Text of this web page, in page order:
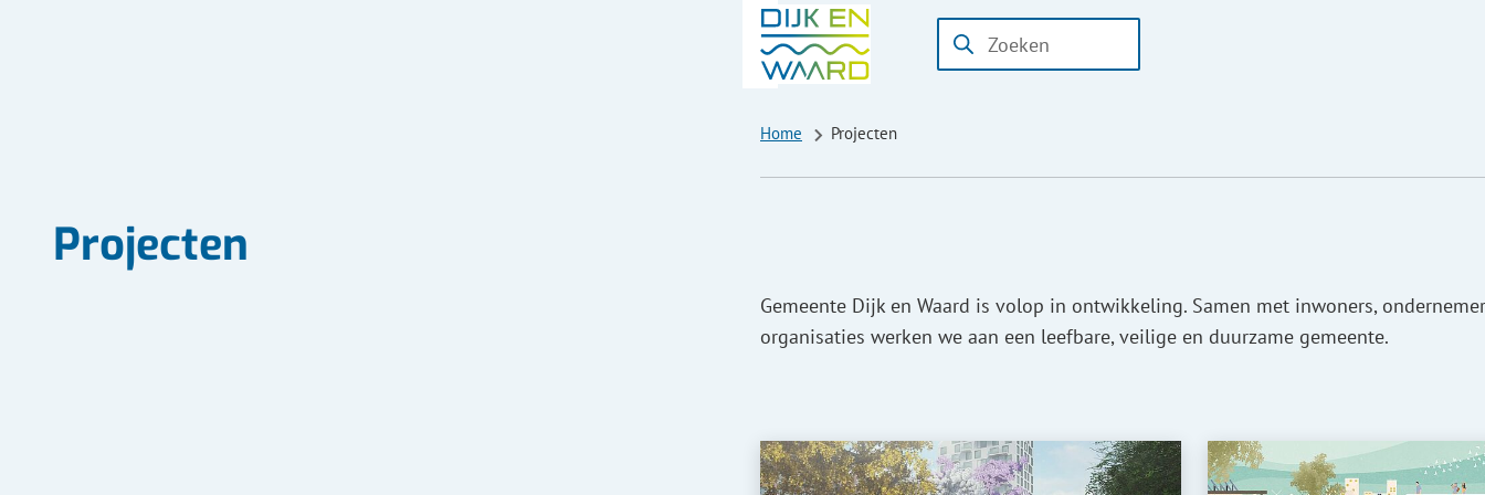
Zoeken
Wanneer
kun
door
pijl
te
Home Projecten
Projecten
Gemeente Dijk en Waard is volop in ontwikkeling. Samen met inwoners,
organisaties werken we aan een leefbare, veilige en duurzame gemeente.